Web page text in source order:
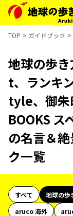
TOP ガイドブック
地球の歩
t、ランキ
tyle、御朱
BOOKS ス
の名言＆
ク一覧
すべて 地球の歩
aruco 海外